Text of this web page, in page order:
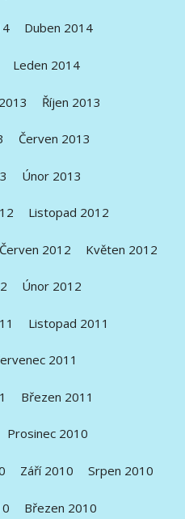
Duben 2014
Leden 2014
Říjen 2013
Červen 2013
Únor 2013
Listopad 2012
Červen 2012 Květen 2012
Únor 2012
Listopad 2011
2011
Březen 2011
Prosinec 2010
Září 2010 Srpen 2010
Březen 2010